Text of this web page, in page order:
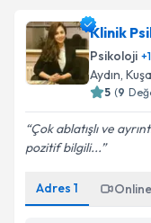
Klinik
Psikoloji
Aydın,
(
Çok ablatışlı ve
pozitif bilgili...
Adres 1